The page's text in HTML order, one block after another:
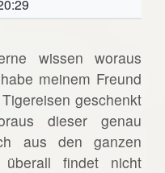
wissen woraus
meinem Freund
geschenkt
dieser genau
aus den ganzen
überall findet nicht